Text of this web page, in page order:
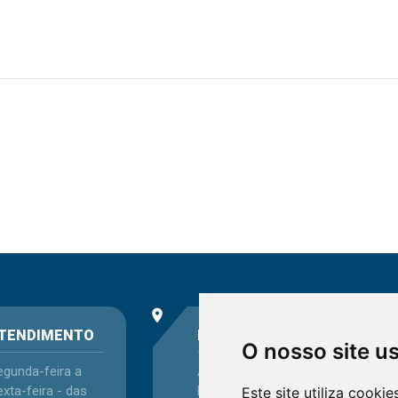
O nosso site
Este site utiliza
feira a
feira - das
place
ENDEREÇO
Avenida Itaqui, 45,
Bairro Petrópolis,